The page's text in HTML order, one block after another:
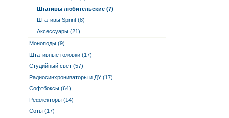
Штативы любительские (7)
Штативы Sprint (8)
Аксессуары (21)
Моноподы (9)
Штативные головки (17)
Студийный свет (57)
Радиосинхронизаторы и ДУ (17)
Софтбоксы (64)
Рефлекторы (14)
Соты (17)